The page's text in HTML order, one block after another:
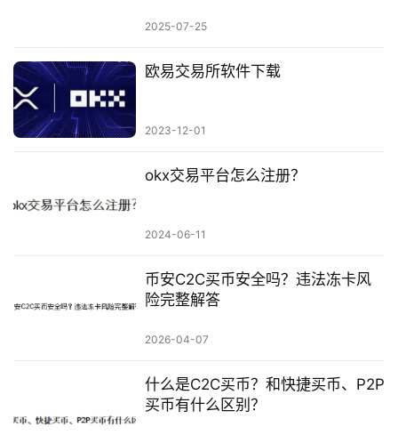
2025-07-25
欧易交易所软件下载
2023-12-01
okx交易平台怎么注册？
2024-06-11
币安C2C买币安全吗？违法冻卡风
险完整解答
2026-04-07
什么是C2C买币？和快捷买币、P2P
买币有什么区别？